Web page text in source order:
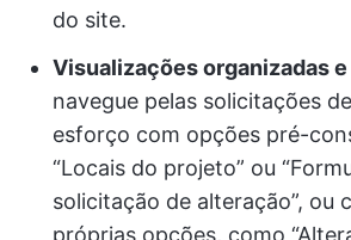
do site.
Visualizações organizadas
navegue pelas solicitações
esforço com opções pré-
“Locais do projeto” ou
solicitação de alteração”, ou
próprias opções, como